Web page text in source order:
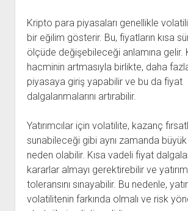
Kripto para piyasaları genellikle
bir eğilim gösterir. Bu, fiyatların kısa
ölçüde değişebileceği anlamına gelir.
hacminin artmasıyla birlikte, daha fazla
piyasaya giriş yapabilir ve bu da fiyat
dalgalanmalarını artırabilir.
Yatırımcılar için volatilite, kazanç
sunabileceği gibi aynı zamanda
neden olabilir. Kısa vadeli fiyat
kararlar almayı gerektirebilir ve
toleransını sınayabilir. Bu nedenle,
volatilitenin farkında olmalı ve risk